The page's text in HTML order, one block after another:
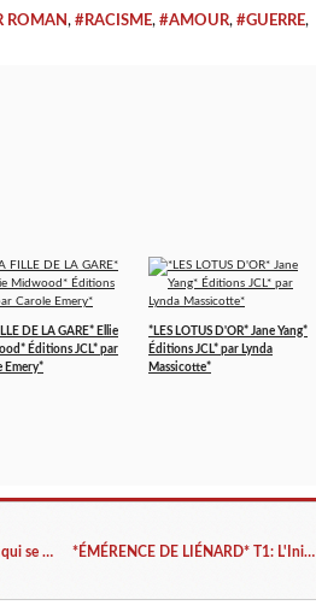
ROMAN, #RACISME, #AMOUR, #GUERRE,
DE LA GARE* Ellie
Éditions JCL* par
Emery*
*LES LOTUS D'OR* Jane Yang*
Éditions JCL* par Lynda
Massicotte*
*LES AVENTURES DU BRETTEUR* T1: La légende du Bretteur qui se battait pour un petit pois* T2: Les courtois compagnons des ombres* Christophe Gérard* PVH Éditions* par Martine Lévesque* *ÉMÉRENCE DE LIÉNARD* T1: L'Initiation* Ellis Kern* Publishroom Factory via Net Galley* par Cathy Le Gall*